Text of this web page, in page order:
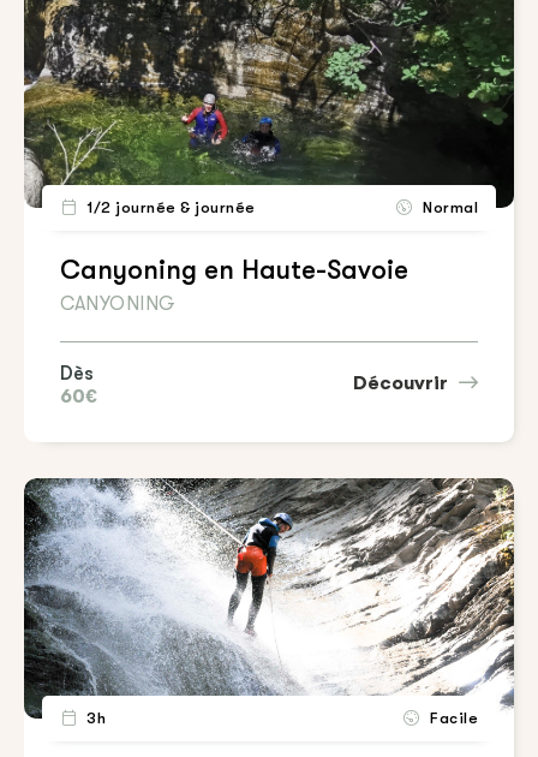
1/2 journée & journée Normal
Canyoning en Haute-Savoie
CANYONING
Dès
60€
Découvrir
3h Facile